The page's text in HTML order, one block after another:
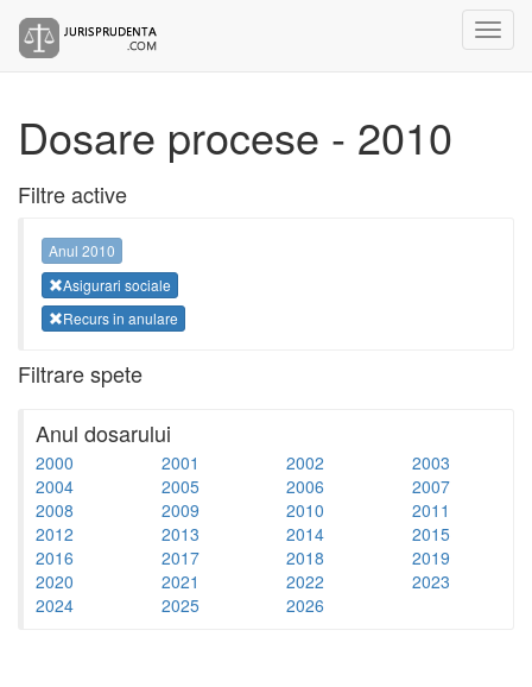
Dosare procese - 2010
Filtre active
Anul 2010
Asigurari sociale
Recurs in anulare
Filtrare spete
Anul dosarului
2000 2001 2002
2003
2004
2005 2006
2007
2008
2009 2010
2011
2012
2013 2014
2015
2016
2017 2018
2019
2020
2021 2022
2023
2024
2025 2026